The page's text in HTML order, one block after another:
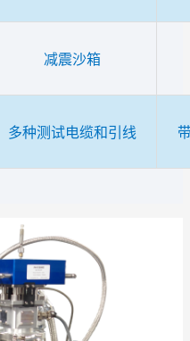
减震沙箱
多种测试电缆和引线